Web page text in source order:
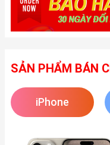
SẢN PHẨM BÁN
iPhone